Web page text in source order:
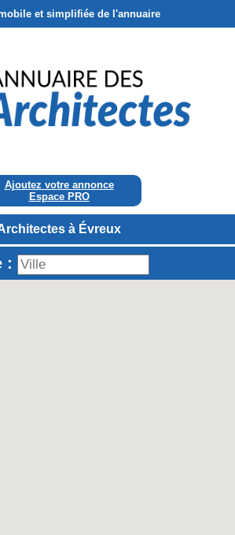
et simplifiée de l'annuaire
Ajoutez votre annonce
Espace PRO
à Évreux
: